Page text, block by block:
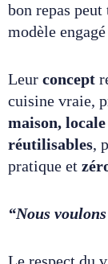
bon repas
modèle
Leur concept
cuisine vraie,
maison, locale
réutilisables,
pratique et
“Nous